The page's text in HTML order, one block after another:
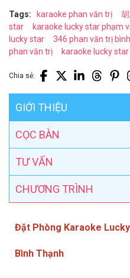
Tags: karaoke phan văn trị
star
karaoke lucky star phạm
lucky star
346 phan văn trị
phan văn trị
karaoke lucky star
Chia sẻ:
GIỚI THIỆU
CỌC BÀN
TƯ VẤN
CHƯƠNG TRÌNH
Đặt Phòng Karaoke
Bình Thạnh